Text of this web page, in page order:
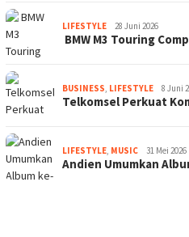
LIFESTYLE 28 Juni 2026
BMW M3 Touring
BUSINESS, LIFESTYLE 8 Juni
Telkomsel Perkuat
LIFESTYLE, MUSIC 31 Mei 2026
Andien Umumkan